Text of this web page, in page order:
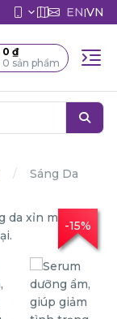
EN|VN
0 ₫
0 sản phẩm
Sáng Da
-15%